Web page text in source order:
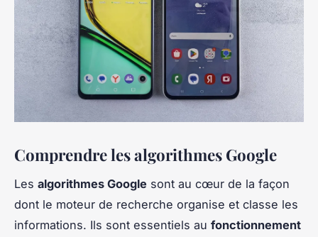
Comprendre les algorithmes Google
Les algorithmes Google sont au cœur de la façon
dont le moteur de recherche organise et classe les
informations. Ils sont essentiels au fonctionnement